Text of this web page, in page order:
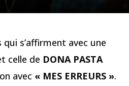
s’affirment avec une
celle de DONA PASTA
avec « MES ERREURS ».